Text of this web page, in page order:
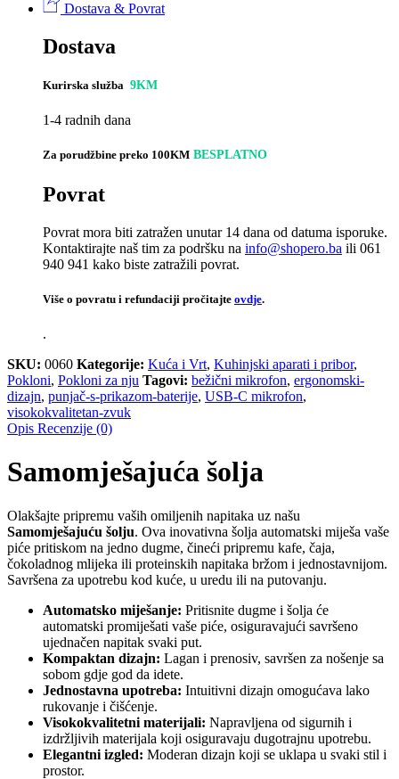
Dostava & Povrat
Dostava
Kurirska služba 9KM
1-4 radnih dana
Za porudžbine preko 100KM BESPLATNO
Povrat
Povrat mora biti zatražen unutar 14 dana od datuma isporuke.
Kontaktirajte naš tim za podršku na info@shopero.ba ili 061
940 941 kako biste zatražili povrat.
Više o povratu i refundaciji pročitajte ovdje.
.
SKU: 0060 Kategorije: Kuća i Vrt, Kuhinjski aparati i pribor,
Pokloni, Pokloni za nju Tagovi: bežični mikrofon, ergonomski-
dizajn, punjač-s-prikazom-baterije, USB-C mikrofon,
visokokvalitetan-zvuk
Opis Recenzije (0)
Samomješajuća šolja
Olakšajte pripremu vaših omiljenih napitaka uz našu
Samomješajuću šolju. Ova inovativna šolja automatski miješa vaše
piće pritiskom na jedno dugme, čineći pripremu kafe, čaja,
čokoladnog mlijeka ili proteinskih napitaka bržom i jednostavnijom.
Savršena za upotrebu kod kuće, u uredu ili na putovanju.
Automatsko miješanje: Pritisnite dugme i šolja će
automatski promiješati vaše piće, osiguravajući savršeno
ujednačen napitak svaki put.
Kompaktan dizajn: Lagan i prenosiv, savršen za nošenje sa
sobom gdje god da idete.
Jednostavna upotreba: Intuitivni dizajn omogućava lako
rukovanje i čišćenje.
Visokokvalitetni materijali: Napravljena od sigurnih i
izdržljivih materijala koji osiguravaju dugotrajnu upotrebu.
Elegantni izgled: Moderan dizajn koji se uklapa u svaki stil i
prostor.